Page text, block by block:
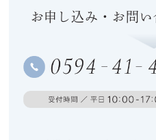
お申し込み・お問